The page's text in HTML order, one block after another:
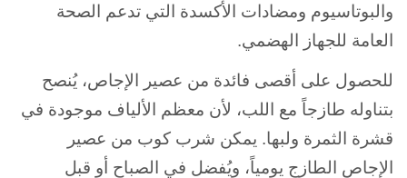
والبوتاسيوم ومضادات الأكسدة التي تدعم الصحة
العامة للجهاز الهضمي.
للحصول على أقصى فائدة من عصير الإجاص، يُنصح
بتناوله طازجاً مع اللب، لأن معظم الألياف موجودة في
قشرة الثمرة ولبها. يمكن شرب كوب من عصير
الإجاص الطازج يومياً، ويُفضل في الصباح أو قبل